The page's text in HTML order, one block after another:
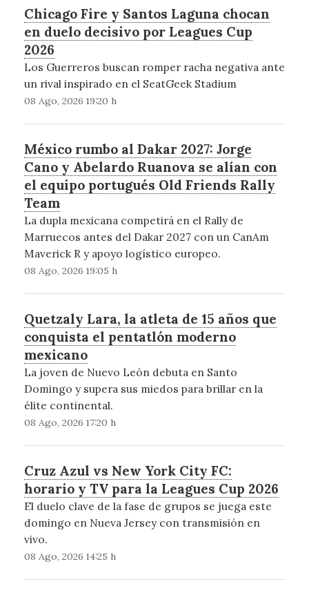
Chicago Fire y Santos Laguna chocan
en duelo decisivo por Leagues Cup
2026
Los Guerreros buscan romper racha negativa ante
un rival inspirado en el SeatGeek Stadium
08 Ago, 2026 19:20 h
México rumbo al Dakar 2027: Jorge
Cano y Abelardo Ruanova se alían con
el equipo portugués Old Friends Rally
Team
La dupla mexicana competirá en el Rally de
Marruecos antes del Dakar 2027 con un CanAm
Maverick R y apoyo logístico europeo.
08 Ago, 2026 19:05 h
Quetzaly Lara, la atleta de 15 años que
conquista el pentatlón moderno
mexicano
La joven de Nuevo León debuta en Santo
Domingo y supera sus miedos para brillar en la
élite continental.
08 Ago, 2026 17:20 h
Cruz Azul vs New York City FC:
horario y TV para la Leagues Cup 2026
El duelo clave de la fase de grupos se juega este
domingo en Nueva Jersey con transmisión en
vivo.
08 Ago, 2026 14:25 h